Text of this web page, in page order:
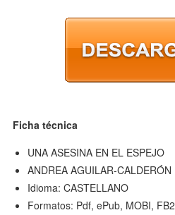
Ficha técnica
UNA ASESINA EN EL ESPEJO
ANDREA AGUILAR-CALDERÓN
Idioma: CASTELLANO
Formatos: Pdf, ePub, MOBI, FB2